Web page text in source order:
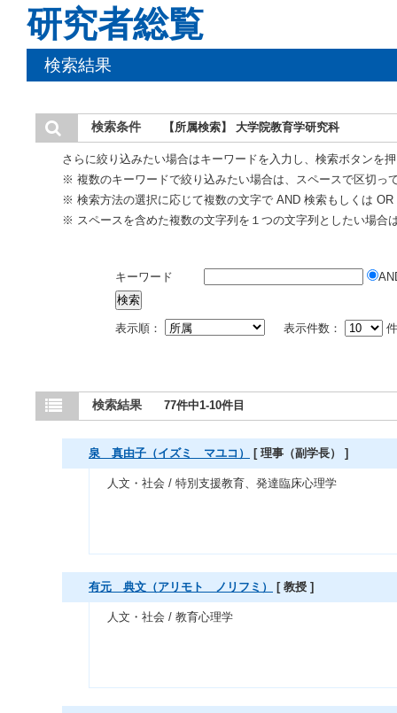
研究者総覧
検索結果
検索条件 【所属検索】 大学院教育学研究科
さらに絞り込みたい場合はキーワードを入力し、検索ボタンを
※ 複数のキーワードで絞り込みたい場合は、スペースで区切っ
※ 検索方法の選択に応じて複数の文字で AND 検索もしくは
※ スペースを含めた複数の文字列を１つの文字列としたい場合
キーワード
表示順： 表示件数：
検索結果 77件中1-10件目
泉 真由子（イズミ マユコ） [ 理事（副学長） ]
人文・社会 / 特別支援教育、発達臨床心理学
有元 典文（アリモト ノリフミ） [ 教授 ]
人文・社会 / 教育心理学